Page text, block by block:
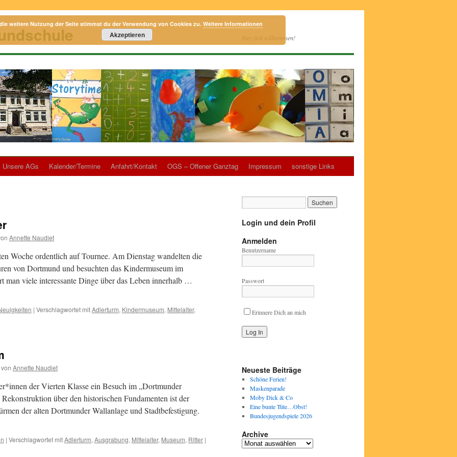
Herzlich willkommen!
Unsere AGs Kalender/Termine Anfahrt/Kontakt OGS – Offener Ganztag Impressum sonstige Links
Annette Naudiet
Woche ordentlich auf Tournee. Am Dienstag wandelten die
von Dortmund und besuchten das Kindermuseum im
man viele interessante Dinge über das Leben innerhalb …
| Verschlagwortet mitAdlerturm, Kindermuseum, Mittelalter,
von Annette Naudiet
der Vierten Klasse ein Besuch im „Dortmunder
über den historischen Fundamenten ist der
der alten Dortmunder Wallanlage und Stadtbefestigung.
| Verschlagwortet mitAdlerturm, Ausgrabung, Mittelalter, Museum, Ritter |
Login und dein Profil
Anmelden
Benutzername
Passwort
Erinnere Dich an mich
Neueste Beiträge
Schöne Ferien!
Maskenparade
Moby Dick & Co
Eine bunte Tüte…Obst!
Bundesjugendspiele 2026
Archive
Archive
weitere Nutzung der Seite stimmst du der Verwendung von Cookies zu. Weitere Informationen
Akzeptieren